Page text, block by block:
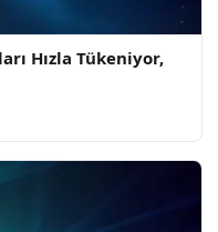
Hızla Tükeniyor,